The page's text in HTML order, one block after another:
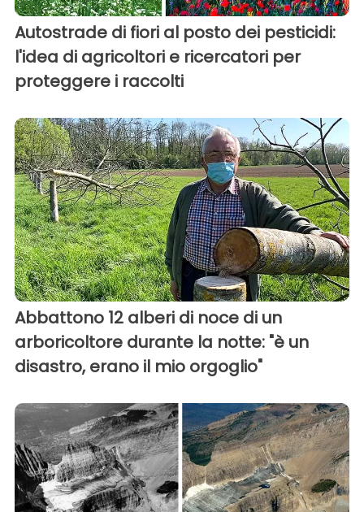
Autostrade di fiori al posto dei pesticidi:
l'idea di agricoltori e ricercatori per
proteggere i raccolti
Abbattono 12 alberi di noce di un
arboricoltore durante la notte: "è un
disastro, erano il mio orgoglio"